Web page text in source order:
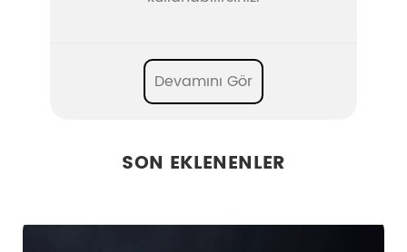
Devamını Gör
SON EKLENENLER